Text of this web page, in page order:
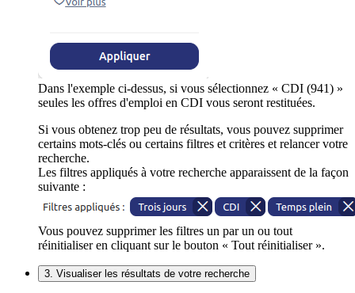
Dans l'exemple ci-dessus, si vous sélectionnez « CDI (941) »
seules les offres d'emploi en CDI vous seront restituées.
Si vous obtenez trop peu de résultats, vous pouvez supprimer
certains mots-clés ou certains filtres et critères et relancer votre
recherche.
Les filtres appliqués à votre recherche apparaissent de la façon
suivante :
Vous pouvez supprimer les filtres un par un ou tout
réinitialiser en cliquant sur le bouton « Tout réinitialiser ».
3. Visualiser les résultats de votre recherche